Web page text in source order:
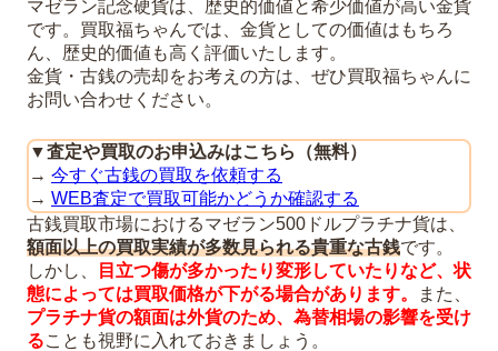
マゼラン記念硬貨は、歴史的価値と希少価値が高い金貨
です。買取福ちゃんでは、金貨としての価値はもちろ
ん、歴史的価値も高く評価いたします。
金貨・古銭の売却をお考えの方は、ぜひ買取福ちゃんに
お問い合わせください。
▼査定や買取のお申込みはこちら（無料）
→ 今すぐ古銭の買取を依頼する
→ WEB査定で買取可能かどうか確認する
古銭買取市場におけるマゼラン500ドルプラチナ貨は、
額面以上の買取実績が多数見られる貴重な古銭です。
しかし、
目立つ傷が多かったり変形していたりなど、状
態によっては買取価格が下がる場合があります。
また、
プラチナ貨の額面は外貨のため、為替相場の影響を受け
ることも視野に入れておきましょう。